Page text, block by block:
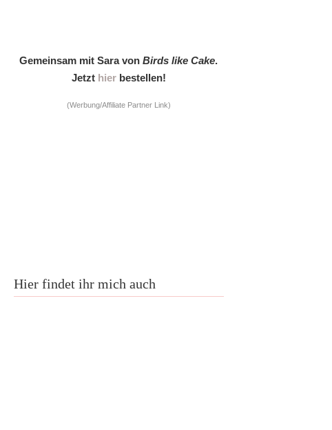
Gemeinsam mit Sara vonBirds like Cake.
Jetzt hierbestellen!
(Werbung/Affiliate Partner Link)
Hier findet ihr mich auch